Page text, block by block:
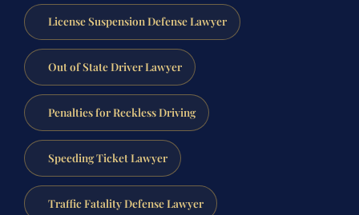
License Suspension Defense Lawyer
Out of State Driver Lawyer
Penalties for Reckless Driving
Speeding Ticket Lawyer
Traffic Fatality Defense Lawyer